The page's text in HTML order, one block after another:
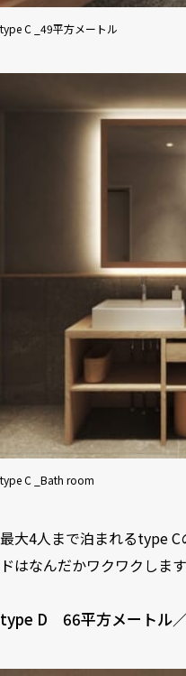
type C _49平方メートル
type C _Bath room
最大4人まで泊まれるtype
ドはなんだかワクワクします
type D 66平方メートル